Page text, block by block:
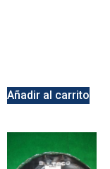
Añadir al carrito